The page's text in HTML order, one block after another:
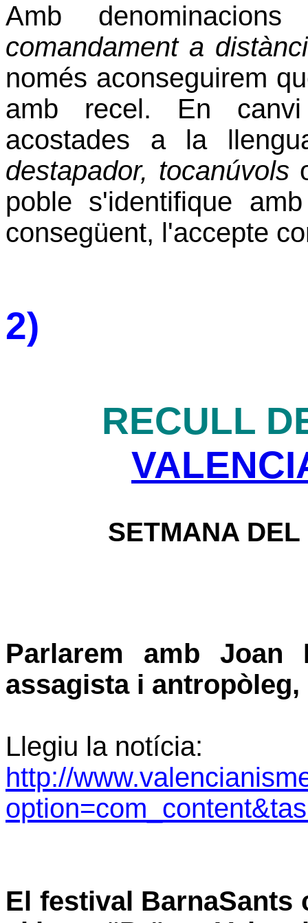
Amb
comandament a
només aconseguirem
amb recel. En canvi
acostades a la
destapador, tocanúvols
poble s'identifique
consegüent, l'accepte
2)
RECULL
SETMANA
Parlarem amb Joan
assagista i
Llegiu la notícia:
http://
El festival BarnaSants